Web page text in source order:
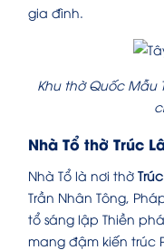
gia đình.
Khu thờ Quốc Mẫu
Nhà Tổ thờ Trúc
Nhà Tổ là nơi thờ
Trần Nhân Tông,
tổ sáng lập Thiền
mang đậm kiến trúc